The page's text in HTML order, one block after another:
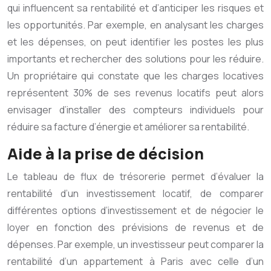
qui influencent sa rentabilité et d’anticiper les risques et
les opportunités. Par exemple, en analysant les charges
et les dépenses, on peut identifier les postes les plus
importants et rechercher des solutions pour les réduire.
Un propriétaire qui constate que les charges locatives
représentent 30% de ses revenus locatifs peut alors
envisager d’installer des compteurs individuels pour
réduire sa facture d’énergie et améliorer sa rentabilité.
Aide à la prise de décision
Le tableau de flux de trésorerie permet d’évaluer la
rentabilité d’un investissement locatif, de comparer
différentes options d’investissement et de négocier le
loyer en fonction des prévisions de revenus et de
dépenses. Par exemple, un investisseur peut comparer la
rentabilité d’un appartement à Paris avec celle d’un